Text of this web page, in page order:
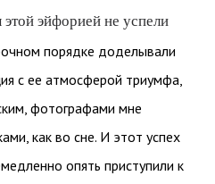
эйфорией не успели
порядке доделывали
с ее атмосферой триумфа,
фотографами мне
как во сне. И этот успех
опять приступили к